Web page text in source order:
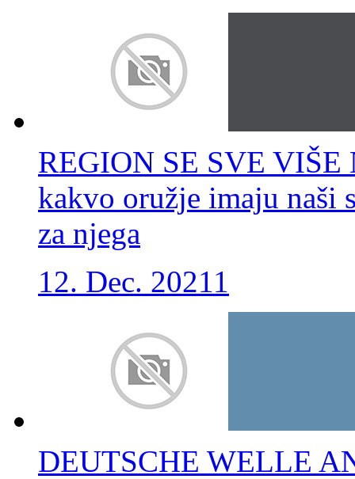
REGION SE SVE
kakvo oružje imaju naši
za njega
12. Dec. 20211
DEUTSCHE WELLE